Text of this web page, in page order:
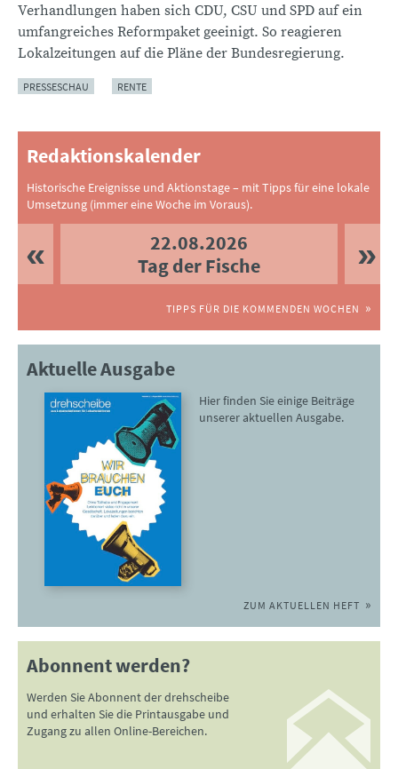
Verhandlungen haben sich CDU, CSU und SPD auf ein
umfangreiches Reformpaket geeinigt. So reagieren
Lokalzeitungen auf die Pläne der Bundesregierung.
PRESSESCHAU RENTE
Redaktionskalender
Historische Ereignisse und Aktionstage – mit Tipps für eine lokale
Umsetzung (immer eine Woche im Voraus).
22.08.2026
Tag der Fische
TIPPS FÜR DIE KOMMENDEN WOCHEN
Aktuelle Ausgabe
Hier finden Sie einige Beiträge
unserer aktuellen Ausgabe.
ZUM AKTUELLEN HEFT
Abonnent werden?
Werden Sie Abonnent der drehscheibe
und erhalten Sie die Printausgabe und
Zugang zu allen Online-Bereichen.